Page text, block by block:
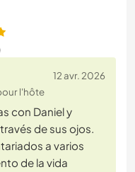
12 avr. 2026
l'hôte
con Daniel y
de sus ojos.
a varios
de la vida